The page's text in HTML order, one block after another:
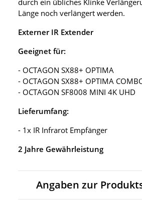
durch ein übliches Klinke
Länge noch verlängert werden.
Externer IR Extender
Geeignet für:
- OCTAGON SX88+ OPTIMA
- OCTAGON SX88+ OPTIMA
- OCTAGON SF8008 MINI 4K UHD
Lieferumfang:
- 1x IR Infrarot Empfänger
2 Jahre Gewährleistung
Angaben zur